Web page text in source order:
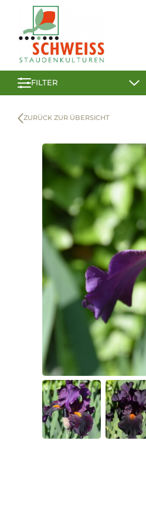
FILTER
ZURÜCK ZUR ÜBERSICHT